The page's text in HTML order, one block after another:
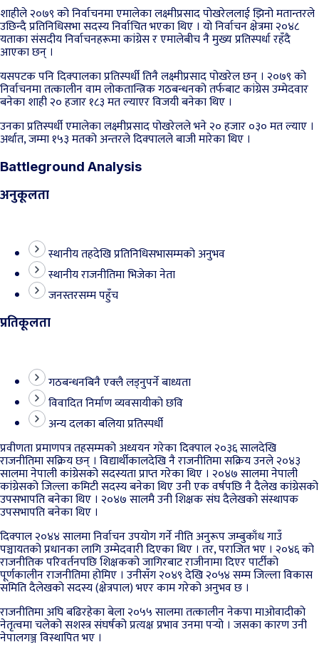
शाहीले २०७९ को निर्वाचनमा एमालेका लक्ष्मीप्रसाद पोखरेललाई झिनो मतान्तरले
उछिन्दै प्रतिनिधिसभा सदस्य निर्वाचित भएका थिए । यो निर्वाचन क्षेत्रमा २०४८
यताका संसदीय निर्वाचनहरूमा कांग्रेस र एमालेबीच नै मुख्य प्रतिस्पर्धा रहँदै
आएका छन् ।
यसपटक पनि दिक्पालका प्रतिस्पर्धी तिनै लक्ष्मीप्रसाद पोखरेल छन् । २०७९ को
निर्वाचनमा तत्कालीन वाम लोकतान्त्रिक गठबन्धनको तर्फबाट कांग्रेस उम्मेदवार
बनेका शाही २० हजार १८३ मत ल्याएर विजयी बनेका थिए ।
उनका प्रतिस्पर्धी एमालेका लक्ष्मीप्रसाद पोखरेलले भने २० हजार ०३० मत ल्याए ।
अर्थात, जम्मा १५३ मतको अन्तरले दिक्पालले बाजी मारेका थिए ।
Battleground Analysis
अनुकूलता
स्थानीय तहदेखि प्रतिनिधिसभासम्मको अनुभव
स्थानीय राजनीतिमा भिजेका नेता
जनस्तरसम्म पहुँच
प्रतिकूलता
गठबन्धनबिनै एक्लै लड्नुपर्ने बाध्यता
विवादित निर्माण व्यवसायीको छवि
अन्य दलका बलिया प्रतिस्पर्धी
प्रवीणता प्रमाणपत्र तहसम्मको अध्ययन गरेका दिक्पाल २०३६ सालदेखि
राजनीतिमा सक्रिय छन् । विद्यार्थीकालदेखि नै राजनीतिमा सक्रिय उनले २०४३
सालमा नेपाली कांग्रेसको सदस्यता प्राप्त गरेका थिए । २०४७ सालमा नेपाली
कांग्रेसको जिल्ला कमिटी सदस्य बनेका थिए उनी एक वर्षपछि नै दैलेख कांग्रेसको
उपसभापति बनेका थिए । २०४७ सालमै उनी शिक्षक संघ दैलेखको संस्थापक
उपसभापति बनेका थिए ।
दिक्पाल २०४४ सालमा निर्वाचन उपयोग गर्ने नीति अनुरूप जम्बुकाँध गाउँ
पञ्चायतको प्रधानका लागि उम्मेदवारी दिएका थिए । तर, पराजित भए । २०४६ को
राजनीतिक परिवर्तनपछि शिक्षकको जागिरबाट राजीनामा दिएर पार्टीको
पूर्णकालीन राजनीतिमा होमिए । उनीसँग २०४९ देखि २०५४ सम्म जिल्ला विकास
समिति दैलेखको सदस्य (क्षेत्रपाल) भएर काम गरेको अनुभव छ ।
राजनीतिमा अघि बढिरहेका बेला २०५५ सालमा तत्कालीन नेकपा माओवादीको
नेतृत्वमा चलेको सशस्त्र संघर्षको प्रत्यक्ष प्रभाव उनमा पर्‍यो । जसका कारण उनी
नेपालगञ्ज विस्थापित भए ।